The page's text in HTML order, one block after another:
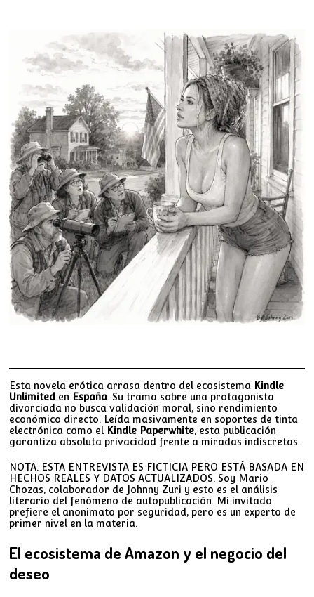
Esta novela erótica arrasa dentro del ecosistema Kindle
Unlimited en España. Su trama sobre una protagonista
divorciada no busca validación moral, sino rendimiento
económico directo. Leída masivamente en soportes de tinta
electrónica como el Kindle Paperwhite, esta publicación
garantiza absoluta privacidad frente a miradas indiscretas.
NOTA: ESTA ENTREVISTA ES FICTICIA PERO ESTÁ BASADA EN
HECHOS REALES Y DATOS ACTUALIZADOS. Soy Mario
Chozas, colaborador de Johnny Zuri y esto es el análisis
literario del fenómeno de autopublicación. Mi invitado
prefiere el anonimato por seguridad, pero es un experto de
primer nivel en la materia.
El ecosistema de Amazon y el negocio del
deseo